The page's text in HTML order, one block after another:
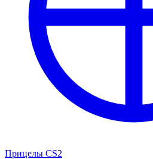
Прицелы CS2